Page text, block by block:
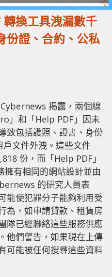
轉換工具洩漏數千
證、合約、公私
揭露，兩個線
」和「Help PDF」因未
致包括護照、證書、身份
文件外洩。這些文件
份，而「Help PDF」
擁有相同的網站設計並由
的研究人員表
能使犯罪分子能夠利用受
為，如申請貸款、租賃房
隊已經聯絡這些服務供應
他們警告，如果現在上傳
可能被任何搜尋這些資料